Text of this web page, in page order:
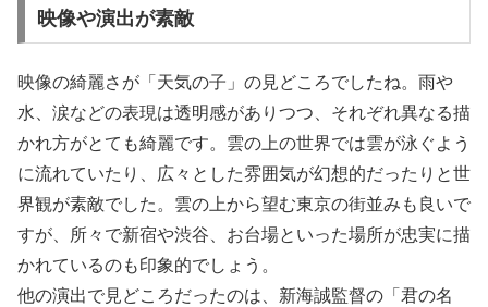
映像や演出が素敵
映像の綺麗さが「天気の子」の見どころでしたね。雨や
水、涙などの表現は透明感がありつつ、それぞれ異なる描
かれ方がとても綺麗です。雲の上の世界では雲が泳ぐよう
に流れていたり、広々とした雰囲気が幻想的だったりと世
界観が素敵でした。雲の上から望む東京の街並みも良いで
すが、所々で新宿や渋谷、お台場といった場所が忠実に描
かれているのも印象的でしょう。
他の演出で見どころだったのは、新海誠監督の「君の名